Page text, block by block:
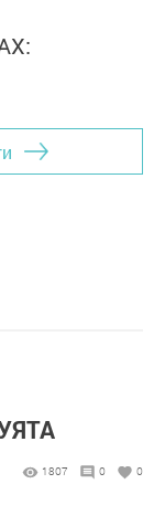
1807 0 0